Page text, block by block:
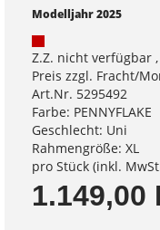
Modelljahr 2025
Z.Z. nicht verfügbar
Preis zzgl. Fracht/
Art.Nr. 5295492
Farbe: PENNYFLAKE
Geschlecht: Uni
Rahmengröße: XL
pro Stück (inkl.
1.149,00